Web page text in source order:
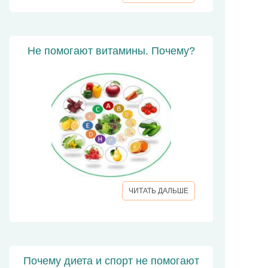
Не помогают витамины. Почему?
ЧИТАТЬ ДАЛЬШЕ
Почему диета и спорт не помогают